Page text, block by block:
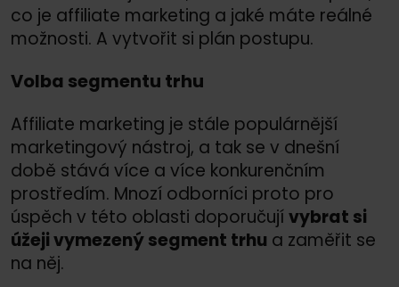
co je affiliate marketing a jaké máte reálné
možnosti. A vytvořit si plán postupu.
Volba segmentu trhu
Affiliate marketing je stále populárnější
marketingový nástroj, a tak se v dnešní
době stává více a více konkurenčním
prostředím. Mnozí odborníci proto pro
úspěch v této oblasti doporučujívybrat si
úžeji vymezený segment trhu a zaměřit se
na něj.